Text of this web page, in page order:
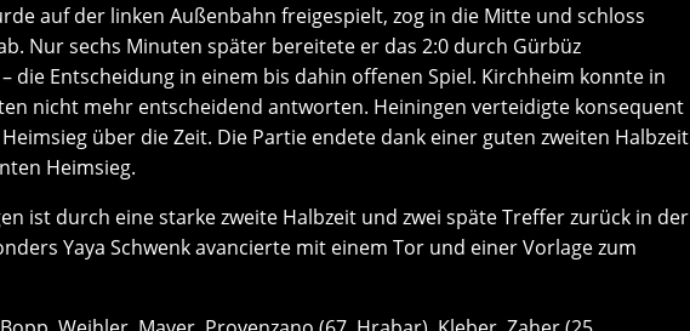
auf der linken Außenbahn freigespielt, zog in die Mitte und schloss
Nur sechs Minuten später bereitete er das 2:0 durch Gürbüz
die Entscheidung in einem bis dahin offenen Spiel. Kirchheim konnte in
nicht mehr entscheidend antworten. Heiningen verteidigte konsequent
über die Zeit. Die Partie endete dank einer guten zweiten Halbzeit
Heimsieg.
ist durch eine starke zweite Halbzeit und zwei späte Treffer zurück in der
Yaya Schwenk avancierte mit einem Tor und einer Vorlage zum